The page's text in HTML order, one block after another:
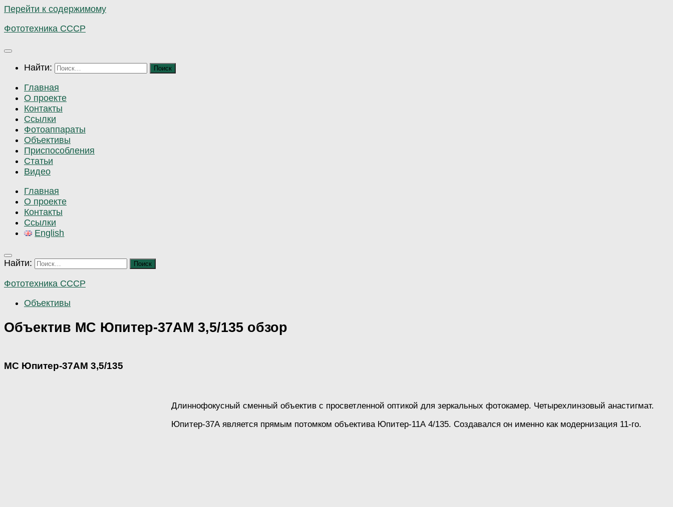
Перейти к содержимому
Фототехника СССР
Найти:
Главная
О проекте
Контакты
Ссылки
Фотоаппараты
Объективы
Приспособления
Статьи
Видео
Главная
О проекте
Контакты
Ссылки
English
Найти:
Фототехника СССР
Объективы
Объектив МС Юпитер-37АМ 3,5/135 обзор
МС Юпитер-37АМ 3,5/135
Длиннофокусный сменный объектив с просветленной оптикой для зеркальных фотокамер. Четырехлинзовый анастигмат.
Юпитер-37А является прямым потомком объектива Юпитер-11А 4/135. Создавался он именно как модернизация 11-го.